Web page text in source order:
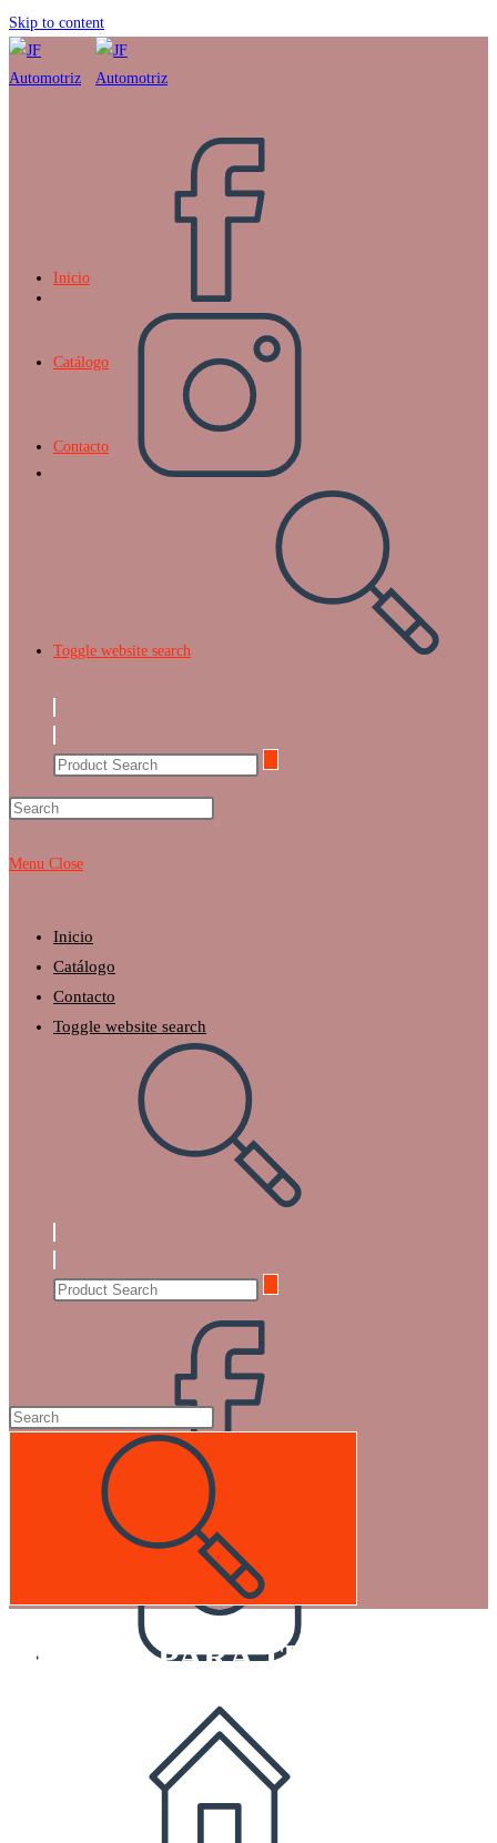
Skip to content
Inicio
Catálogo
Contacto
Toggle website search
Menu Close
Inicio
Catálogo
Contacto
Toggle website search
RESURS PARA